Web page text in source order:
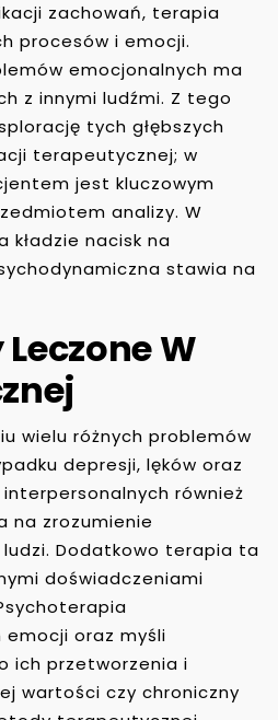
zachowań, terapia
procesów i emocji.
emocjonalnych ma
z innymi ludźmi. Z tego
tych głębszych
terapeutycznej; w
jest kluczowym
analizy. W
nacisk na
stawia na
W
wielu różnych problemów
depresji, lęków oraz
również
na zrozumienie
Dodatkowo terapia ta
doświadczeniami
oraz myśli
ich przetworzenia i
wartości czy chroniczny